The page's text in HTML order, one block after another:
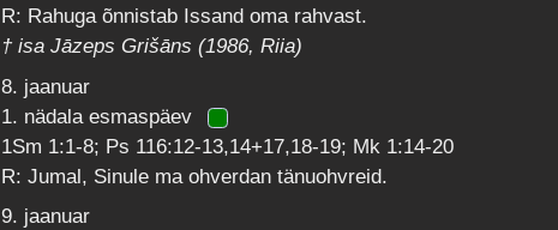
R: Rahuga õnnistab Issand oma rahvast.
† isa Jāzeps Grišāns (1986, Riia)
8. jaanuar
1. nädala esmaspäev
1Sm 1:1-8; Ps 116:12-13,14+17,18-19; Mk 1:14-20
R: Jumal, Sinule ma ohverdan tänuohvreid.
9. jaanuar